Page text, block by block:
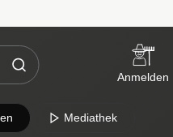
Anmelden
Mediathek